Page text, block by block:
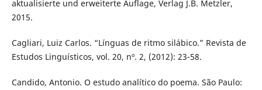
aktualisierte und erweiterte Auflage, Verlag J.B. Metzler,
2015.
Cagliari, Luiz Carlos. “Línguas de ritmo silábico.” Revista de
Estudos Linguísticos, vol. 20, nº. 2, (2012): 23-58.
Candido, Antonio. O estudo analítico do poema. São Paulo: